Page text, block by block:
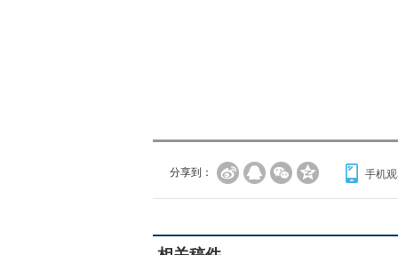
分享到： 手机